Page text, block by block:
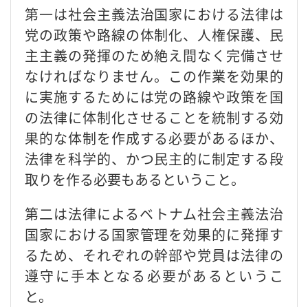
第一は社会主義法治国家における法律は
党の政策や路線の体制化、人権保護、民
主主義の発揮のため絶え間なく完備させ
なければなりません。この作業を効果的
に実施するためには党の路線や政策を国
の法律に体制化させることを統制する効
果的な体制を作成する必要があるほか、
法律を科学的、かつ民主的に制定する段
取りを作る必要もあるということ。
第二は法律によるベトナム社会主義法治
国家における国家管理を効果的に発揮す
るため、それぞれの幹部や党員は法律の
遵守に手本となる必要があるというこ
と。